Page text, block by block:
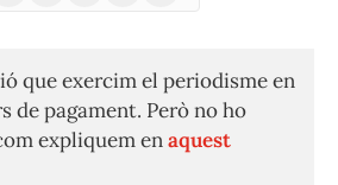
que exercim el periodisme en
de pagament. Però no ho
expliquem enaquest